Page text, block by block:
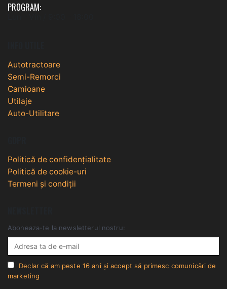
PROGRAM:
Autotractoare
Semi-Remorci
Camioane
Utilaje
Auto-Utilitare
Politică de confidențialitate
Politică de cookie-uri
Termeni și condiții
Aboneaza-te la newsletterul nostru:
Declar că am peste 16 ani și accept să primesc comunicări de
marketing